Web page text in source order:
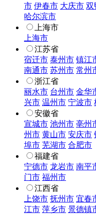
市 伊春市 大庆市 双
哈尔滨市
上海市
上海市
江苏省
宿迁市 泰州市 镇江
南通市 苏州市 常州
浙江省
丽水市 台州市 金华
兴市 温州市 宁波市
安徽省
宣城市 池州市 亳州
州市 黄山市 安庆市
埠市 芜湖市 合肥市
福建省
宁德市 龙岩市 南平
门市 福州市
江西省
上饶市 抚州市 宜春
江市 萍乡市 景德镇